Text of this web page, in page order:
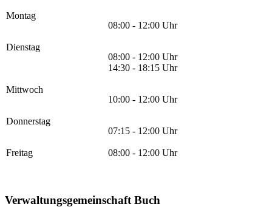
Montag
08:00 - 12:00 Uhr
Dienstag
08:00 - 12:00 Uhr
14:30 - 18:15 Uhr
Mittwoch
10:00 - 12:00 Uhr
Donnerstag
07:15 - 12:00 Uhr
Freitag 08:00 - 12:00 Uhr
Verwaltungsgemeinschaft Buch